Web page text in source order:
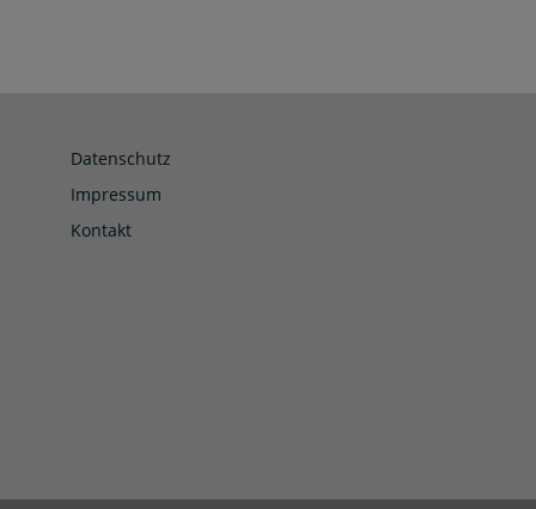
Datenschutz
Impressum
Kontakt